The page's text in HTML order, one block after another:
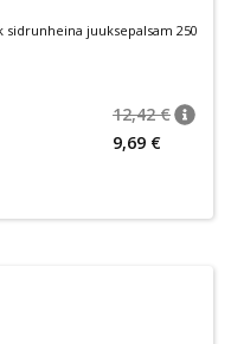
juuksepalsam 250
12,42 €
9,69 €